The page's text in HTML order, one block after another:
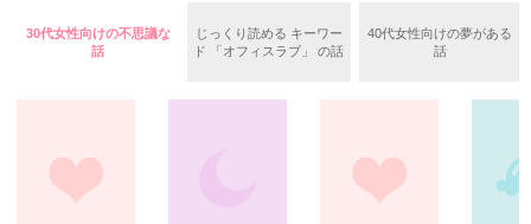
＊以前、公開していた話の改稿版です＊
いた。
守と由羅から『便利屋雛子』と馬鹿にされ、一人こっそり泣い
鷹哉『宜しくな、俺の雛子』🦅
雛子『俺の……ひぃ、雛子？！！！』🐥
30代女性向けの不思議な
話
じっくり読める キーワー
ド 「オフィスラブ」 の話
40代女性向けの夢がある
話